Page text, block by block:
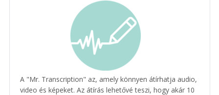
A "Mr. Transcription" az, amely könnyen átírhatja audio,
video és képeket. Az átírás lehetővé teszi, hogy akár 10